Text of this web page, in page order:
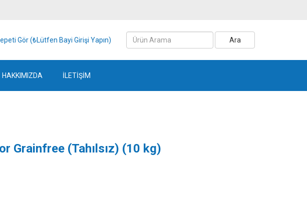
Gör (₺Lütfen Bayi Girişi Yapın) Ara
HAKKIMIZDA İLETİŞİM
Grainfree (Tahılsız) (10 kg)